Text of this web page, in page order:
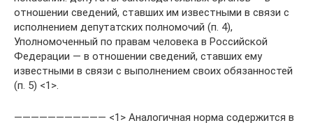
отношении сведений, ставших им известными в связи с
исполнением депутатских полномочий (п. 4),
Уполномоченный по правам человека в Российской
Федерации — в отношении сведений, ставших ему
известными в связи с выполнением своих обязанностей
(п. 5) <1>.
——————————— <1> Аналогичная норма содержится в